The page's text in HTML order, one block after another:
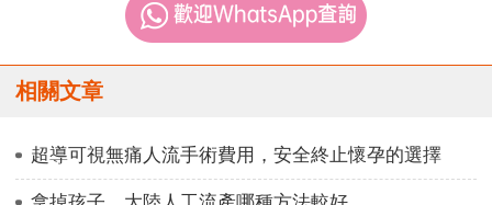
相關文章
超導可視無痛人流手術費用，安全終止懷孕的選擇